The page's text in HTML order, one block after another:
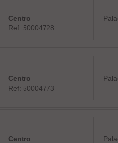
Centro
Ref: 50004728
Centro
Ref: 50004773
Centro